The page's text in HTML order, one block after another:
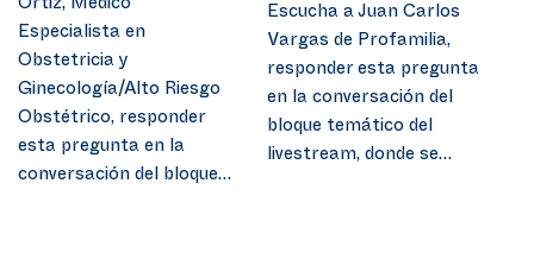
Ortiz, Médico
Especialista en
Obstetricia y
Ginecología/Alto Riesgo
Obstétrico, responder
esta pregunta en la
conversación del bloque…
Escucha a Juan Carlos
Vargas de Profamilia,
responder esta pregunta
en la conversación del
bloque temático del
livestream, donde se…